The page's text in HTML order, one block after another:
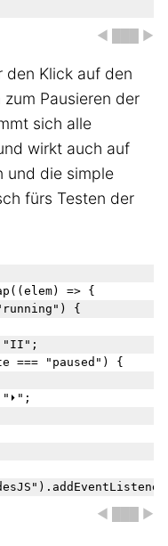
◀ ███ ▶
den Klick auf den
Pausieren der
sich alle
wirkt auch auf
und die simple
fürs Testen der
◀ ███ ▶